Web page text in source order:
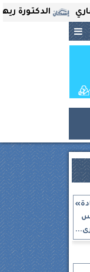
الدكتورة ريهام